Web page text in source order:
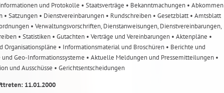
und Protokolle • Staatsverträge • Bekanntmachungen • Abkommen
• Satzungen • Dienstvereinbarungen • Rundschreiben • Gesetzblatt• Amtsblatt
• Verwaltungsvorschriften, Dienstanweisungen, Dienstvereinbarungen,
• Statistiken • Gutachten • Verträge und Vereinbarungen • Aktenpläne •
Organisationspläne • Informationsmaterial und Broschüren • Berichte und
und Geo-Informationssysteme • Aktuelle Meldungen und Pressemitteilungen •
und Ausschüsse • Gerichtsentscheidungen
11.01.2000